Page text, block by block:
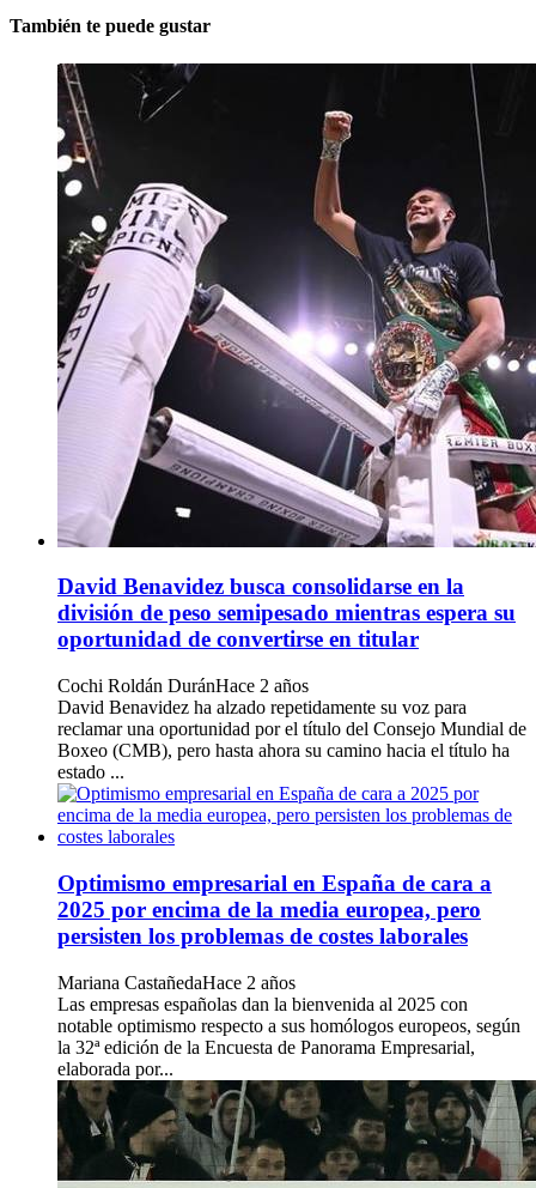
También te puede gustar
David Benavidez busca consolidarse en la
división de peso semipesado mientras espera su
oportunidad de convertirse en titular
Cochi Roldán DuránHace 2 años
David Benavidez ha alzado repetidamente su voz para
reclamar una oportunidad por el título del Consejo Mundial de
Boxeo (CMB), pero hasta ahora su camino hacia el título ha
estado ...
Optimismo empresarial en España de cara a
2025 por encima de la media europea, pero
persisten los problemas de costes laborales
Mariana CastañedaHace 2 años
Las empresas españolas dan la bienvenida al 2025 con
notable optimismo respecto a sus homólogos europeos, según
la 32ª edición de la Encuesta de Panorama Empresarial,
elaborada por...